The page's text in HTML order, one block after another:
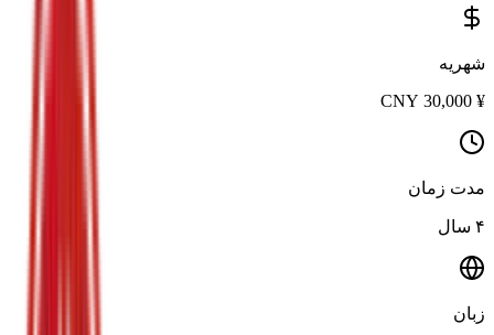
شهریه
¥
30,000
مدت زمان
۴ سال
زبان